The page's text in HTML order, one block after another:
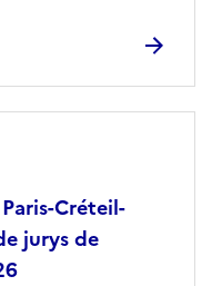
Créteil-
jurys de